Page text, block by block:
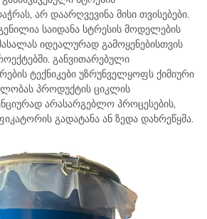
არ დაარღვევინა მისი თვისებები.
საიდანა სტრესის მოდელების
იდეალურად გამოყენებისთვის
განვითარებული
ტექნიკები უზრუნველყოფს ქიმიური
პროდუქტის ციკლის
არასარგებლო პროცესების,
გადატანა ან ზედა დახრეწყმა.